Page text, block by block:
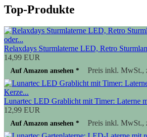
Top-Produkte
Relaxdays Sturmlaterne LED, Retro
14,99 EUR
Auf Amazon ansehen * Preis inkl. MwSt.,
Lunartec LED Grablicht mit Timer: Laterne
12,99 EUR
Auf Amazon ansehen * Preis inkl. MwSt.,